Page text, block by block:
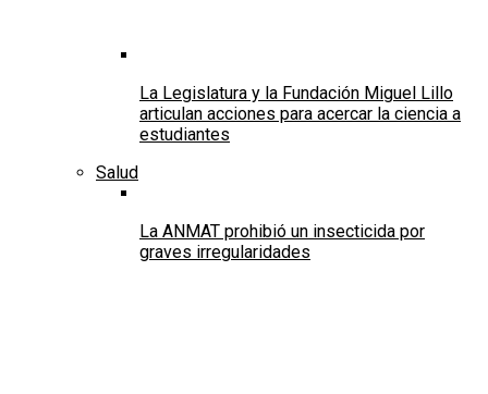
La Legislatura y la Fundación Miguel Lillo
articulan acciones para acercar la ciencia a
estudiantes
Salud
La ANMAT prohibió un insecticida por
graves irregularidades